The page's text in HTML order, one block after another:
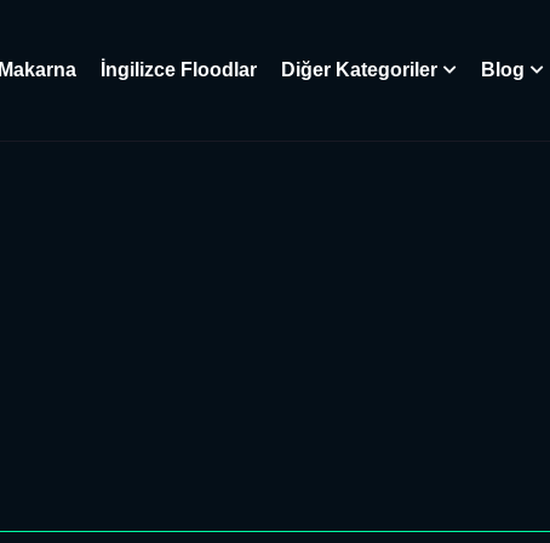
Makarna İngilizce Floodlar Diğer Kategoriler Blog